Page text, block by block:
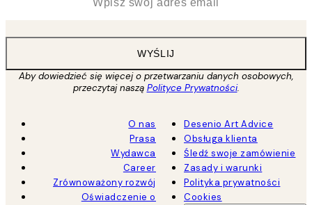
WYŚLIJ
Aby dowiedzieć się więcej o przetwarzaniu danych osobowych,
przeczytaj naszą Polityce Prywatności.
O nas
Prasa
Wydawca
Career
Zrównoważony rozwój
Oświadczenie o
Desenio Art Advice
Obsługa klienta
Śledź swoje zamówienie
Zasady i warunki
Polityka prywatności
Cookies